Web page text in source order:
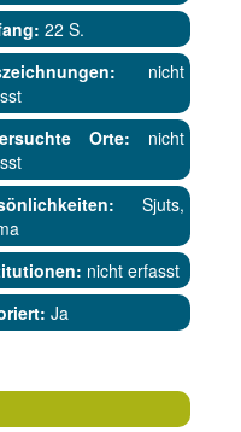
22 S.
nicht
Orte: nicht
Sjuts,
nicht erfasst
Ja